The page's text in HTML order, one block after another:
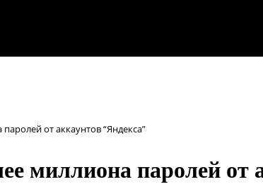
от аккаунтов “Яндекса”
миллиона паролей от